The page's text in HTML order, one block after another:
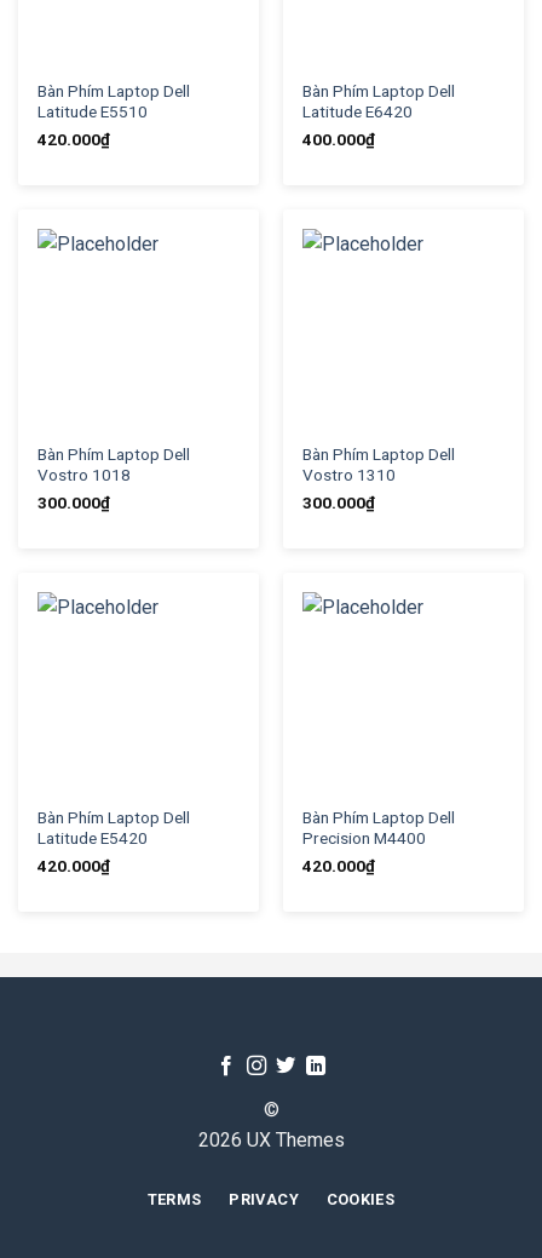
Bàn Phím Laptop Dell
Latitude E5510
420.000₫
Bàn Phím Laptop Dell
Latitude E6420
400.000₫
Bàn Phím Laptop Dell
Vostro 1018
300.000₫
Bàn Phím Laptop Dell
Vostro 1310
300.000₫
Bàn Phím Laptop Dell
Latitude E5420
420.000₫
Bàn Phím Laptop Dell
Precision M4400
420.000₫
©
2026 UX Themes
TERMS PRIVACY COOKIES